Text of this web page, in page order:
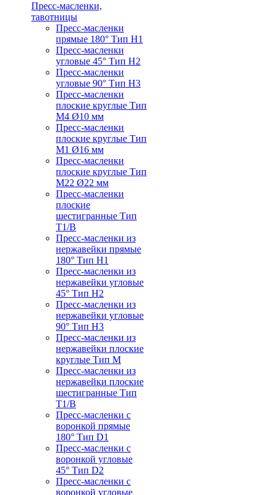
Пресс-масленки,
тавотницы
Пресс-масленки
прямые 180° Тип H1
Пресс-масленки
угловые 45° Тип H2
Пресс-масленки
угловые 90° Тип H3
Пресс-масленки
плоские круглые Тип
M4 Ø10 мм
Пресс-масленки
плоские круглые Тип
M1 Ø16 мм
Пресс-масленки
плоские круглые Тип
M22 Ø22 мм
Пресс-масленки
плоские
шестигранные Тип
T1/B
Пресс-масленки из
нержавейки прямые
180° Тип H1
Пресс-масленки из
нержавейки угловые
45° Тип H2
Пресс-масленки из
нержавейки угловые
90° Тип H3
Пресс-масленки из
нержавейки плоские
круглые Тип M
Пресс-масленки из
нержавейки плоские
шестигранные Тип
T1/B
Пресс-масленки с
воронкой прямые
180° Тип D1
Пресс-масленки с
воронкой угловые
45° Тип D2
Пресс-масленки с
воронкой угловые